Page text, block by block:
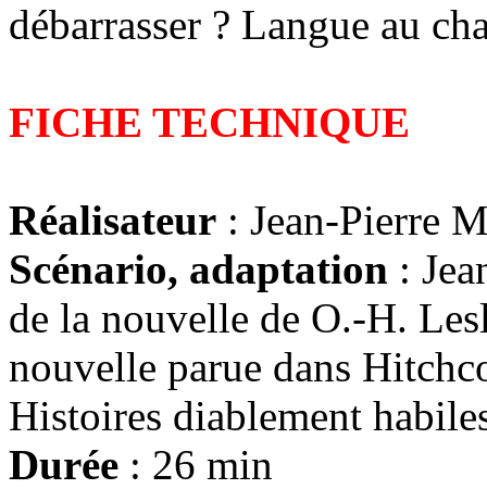
débarrasser ? Langue au
FICHE TECHNIQUE
Réalisateur : Jean-Pierre
Scénario, adaptation :
de la nouvelle de O.-H.
nouvelle parue dans
Histoires diablement
Durée : 26 min